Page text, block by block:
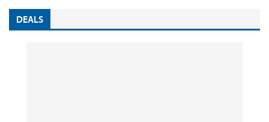
DEALS